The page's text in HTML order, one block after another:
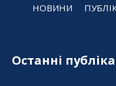
НОВИНИ
Останні